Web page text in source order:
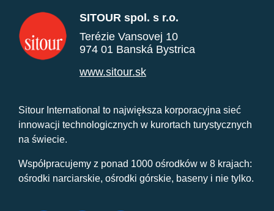
SITOUR spol. s r.o.
Terézie Vansovej 10
974 01 Banská Bystrica
www.sitour.sk
Sitour International to największa korporacyjna sieć
innowacji technologicznych w kurortach turystycznych
na świecie.
Współpracujemy z ponad 1000 ośrodków w 8 krajach:
ośrodki narciarskie, ośrodki górskie, baseny i nie tylko.